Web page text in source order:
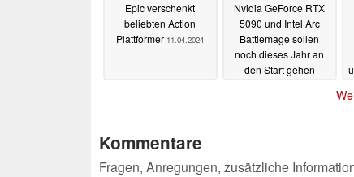
Epic verschenkt
beliebten Action
Plattformer 11.04.2024
Nvidia GeForce RTX
5090 und Intel Arc
Battlemage sollen
noch dieses Jahr an
den Start gehen
Kommentare
Fragen, Anregungen, zusätzliche